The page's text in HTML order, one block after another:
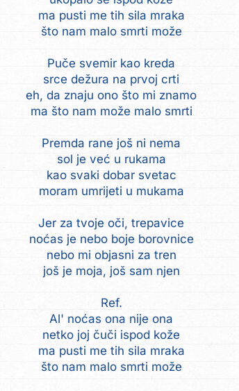
ma pusti me tih sila mraka
što nam malo smrti može
Puče svemir kao kreda
srce dežura na prvoj crti
eh, da znaju ono što mi znamo
ma što nam može malo smrti
Premda rane još ni nema
sol je već u rukama
kao svaki dobar svetac
moram umrijeti u mukama
Jer za tvoje oči, trepavice
noćas je nebo boje borovnice
nebo mi objasni za tren
još je moja, još sam njen
Ref.
Al' noćas ona nije ona
netko joj čuči ispod kože
ma pusti me tih sila mraka
što nam malo smrti može